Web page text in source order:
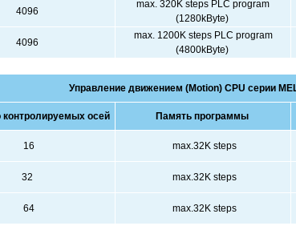
4096
max. 320K steps PLC program
(1280kByte)
4096
max. 1200K steps PLC program
(4800kByte)
Управление движением (Motion) CPU серии
контролируемых осей Память программы
16 max.32K steps
32 max.32K steps
64 max.32K steps